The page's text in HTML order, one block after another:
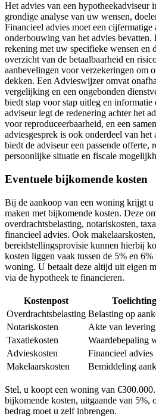
Het advies van een hypotheekadviseur
grondige analyse van uw wensen,
Financieel advies moet een cijfermatige
onderbouwing van het advies bevatten.
rekening met uw specifieke wensen en
overzicht van de betaalbaarheid en
aanbevelingen voor verzekeringen om
dekken. Een Advieswijzer omvat
vergelijking en een ongebonden
biedt stap voor stap uitleg en
adviseur legt de redenering achter het
voor reproduceerbaarheid, en een
adviesgesprek is ook onderdeel van
biedt de adviseur een passende offerte,
persoonlijke situatie en fiscale
Eventuele bijkomende kosten
Bij de aankoop van een woning krijgt u
maken met bijkomende kosten. Deze
overdrachtsbelasting, notariskosten,
financieel advies. Ook
bereidstellingsprovisie kunnen hierbij
kosten liggen vaak tussen de 5% en
woning. U betaalt deze altijd uit eigen
via de hypotheek te financieren.
Kostenpost
Toelichting
Overdrachtsbelasting Belasting op
Notariskosten
Akte van levering
Taxatiekosten
Waardebepaling
Advieskosten
Financieel advies
Makelaarskosten
Bemiddeling
Stel, u koopt een woning van
bijkomende kosten, uitgaande van 5%,
bedrag moet u zelf inbrengen.